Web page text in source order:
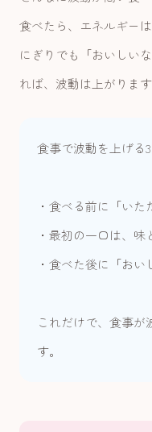
食べたら、エネルギー
にぎりでも「おいしい
れば、波動は上がります
食事で波動を上げる3
・食べる前に「い
・最初の一口は、味
・食べた後に「おい
これだけで、食事が
す。